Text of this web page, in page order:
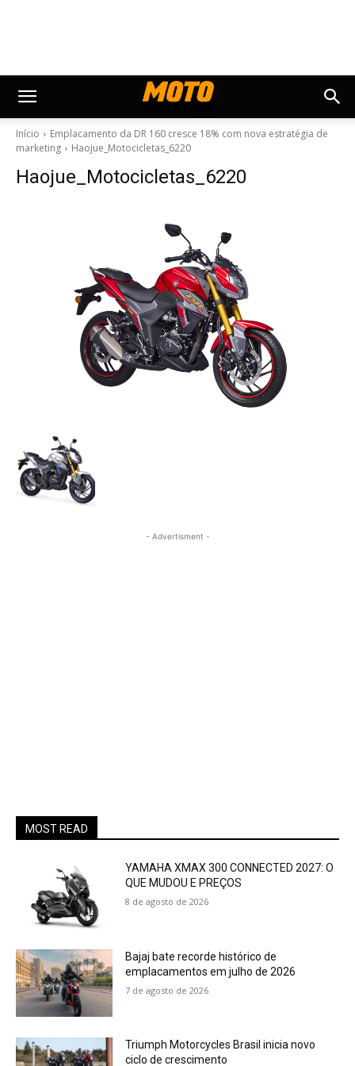
Início
Emplacamento da DR 160 cresce 18% com nova estratégia de
marketing
Haojue_Motocicletas_6220
Haojue_Motocicletas_6220
- Advertisment -
MOST READ
YAMAHA XMAX 300 CONNECTED 2027: O
QUE MUDOU E PREÇOS
8 de agosto de 2026
Bajaj bate recorde histórico de
emplacamentos em julho de 2026
7 de agosto de 2026
Triumph Motorcycles Brasil inicia novo
ciclo de crescimento